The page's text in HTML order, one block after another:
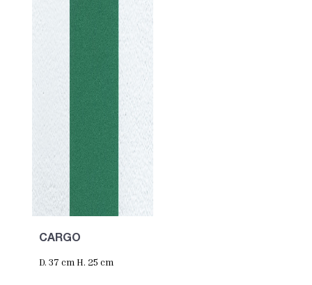
CARGO
D. 37 cm H. 25 cm